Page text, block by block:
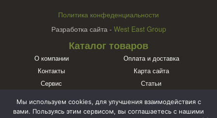
Политика конфеденциальности
Разработка сайта - West East Group
Каталог товаров
О компании
Оплата и доставка
Контакты
Карта сайта
Сервис
Статьи
Познакомьтесь с нами в социальных сетях
Мы используем cookies, для улучшения взаимодействия с
вами. Пользуясь этим сервисом, вы соглашаетесь с нашими